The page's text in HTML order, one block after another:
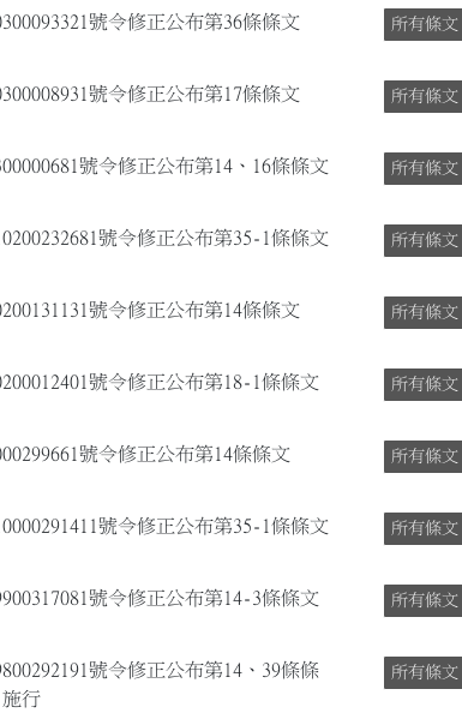
號令修正公布第36條條文 所有條文
號令修正公布第17條條文 所有條文
號令修正公布第14、16條條文 所有條文
號令修正公布第35-1條條文 所有條文
號令修正公布第14條條文 所有條文
號令修正公布第18-1條條文 所有條文
號令修正公布第14條條文 所有條文
號令修正公布第35-1條條文 所有條文
號令修正公布第14-3條條文 所有條文
號令修正公布第14、39條條
行
所有條文